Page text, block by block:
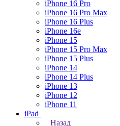
iPhone 16 Pro
iPhone 16 Pro Max
iPhone 16 Plus
iPhone 16e
iPhone 15
iPhone 15 Pro Max
iPhone 15 Plus
iPhone 14
iPhone 14 Plus
iPhone 13
iPhone 12
iPhone 11
iPad
Назад